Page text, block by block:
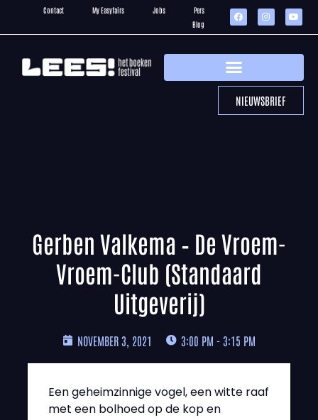
Contact My Easyfairs Jobs
Pers
Blog
NIEUWSBRIEF
Gerben Valkema – De Vroem-
Vroem-Club (Standaard
Uitgeverij)
NOVEMBER 3, 2021 3:00 PM - 3:15 PM
Een geheimzinnige vogel, een witte raaf
met een bolhoed op de kop en